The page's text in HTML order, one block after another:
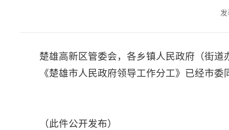
楚雄高新区管委会，各乡镇人民政府（街道
《楚雄市人民政府领导工作分工》已经市
（此件公开发布）